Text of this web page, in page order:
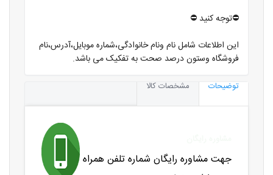
⛔️توجه کنید ⛔️
این اطلاعات شامل نام ونام خانوادگی،شماره موبایل،آدرس،نام
فروشگاه وستون درصد صحت به تفکیک می باشد.
توضیحات مشخصات کالا
جهت مشاوره رایگان شماره تلفن همراه